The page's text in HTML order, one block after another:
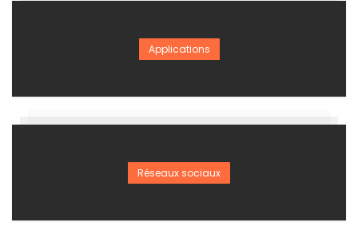
Applications
Réseaux sociaux